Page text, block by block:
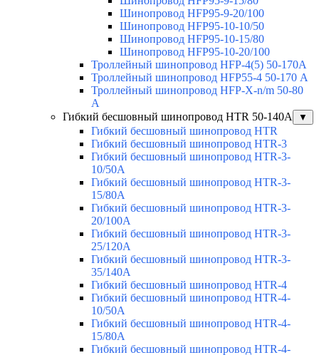
Шинопровод HFP95-9-20/100
Шинопровод HFP95-10-10/50
Шинопровод HFP95-10-15/80
Шинопровод HFP95-10-20/100
Троллейный шинопровод HFP-4(5) 50-170A
Троллейный шинопровод HFP55-4 50-170 А
Троллейный шинопровод HFP-X-n/m 50-80
A
Гибкий бесшовный шинопровод HTR 50-140А
▼
Гибкий бесшовный шинопровод HTR
Гибкий бесшовный шинопровод HTR-3
Гибкий бесшовный шинопровод HTR-3-
10/50A
Гибкий бесшовный шинопровод HTR-3-
15/80A
Гибкий бесшовный шинопровод HTR-3-
20/100A
Гибкий бесшовный шинопровод HTR-3-
25/120A
Гибкий бесшовный шинопровод HTR-3-
35/140A
Гибкий бесшовный шинопровод HTR-4
Гибкий бесшовный шинопровод HTR-4-
10/50A
Гибкий бесшовный шинопровод HTR-4-
15/80A
Гибкий бесшовный шинопровод HTR-4-